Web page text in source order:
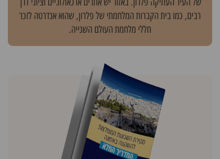
רבים, כמו בית הקברות המלחמתי של פלרון, שהוא אנדרטה לזכר
חללי מלחמת העולם השנייה.